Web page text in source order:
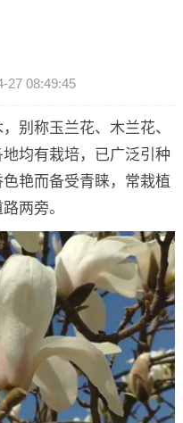
27 08:49:45
别称玉兰花、木兰花、
均有栽培，已广泛引种
艳而备受青睐，常栽植
两旁。